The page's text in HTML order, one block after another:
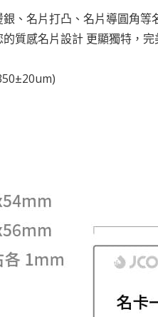
、名片打凸、名片導圓角
質感名片設計 更顯獨特，完